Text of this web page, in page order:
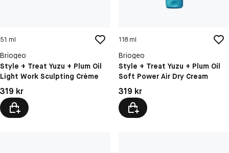
51 ml
Briogeo
Style + Treat Yuzu + Plum Oil
Light Work Sculpting Crème
Pris: 319 kr
319 kr
118 ml
Briogeo
Style + Treat Yuzu + Plum Oil
Soft Power Air Dry Cream
Pris: 319 kr
319 kr